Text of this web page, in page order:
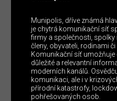
Munipolis, dříve známá
je chytrá komunikační síť
firmy a společnosti, spolky
členy, obyvateli, rodinami
Komunikační síť umožňuje
důležité a relevantní
moderních kanálů.
komunikaci, ale i v
přírodní katastrofy,
pohřešovaných osob.